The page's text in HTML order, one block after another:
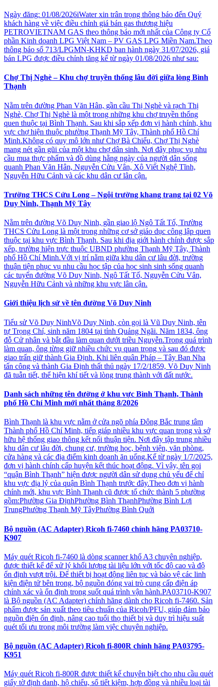
Ngày đăng: 01/08/2026iWater xin trân trọng thông báo đến Quý
khách hàng về việc điều chỉnh giá bán gas thương hiệu
PETROVIETNAM GAS theo thông báo mới nhất của Công ty Cổ
phần Kinh doanh LPG Việt Nam – PV GAS LPG Miền Nam.Theo
thông báo số 713/LPGMN-KHKD ban hành ngày 31/07/2026, giá
bán LPG được điều chỉnh tăng kể từ ngày 01/08/2026 như sau:
Chợ Thị Nghè – Khu chợ truyền thống lâu đời giữa lòng Bình
Thạnh
Nằm trên đường Phan Văn Hân, gần cầu Thị Nghè và rạch Thị
Nghè, Chợ Thị Nghè là một trong những khu chợ truyền thống
quen thuộc tại Bình Thạnh. Sau khi sắp xếp đơn vị hành chính, khu
vực chợ hiện thuộc phường Thạnh Mỹ Tây, Thành phố Hồ Chí
Minh.Không có quy mô lớn như Chợ Bà Chiểu, Chợ Thị Nghè
mang nét gần gũi của một khu chợ dân sinh. Nơi đây phục vụ nhu
cầu mua thực phẩm và đồ dùng hằng ngày của người dân sống
quanh Phan Văn Hân, Nguyễn Cửu Vân, Xô Viết Nghệ Tĩnh,
Nguyễn Hữu Cảnh và các khu dân cư lân cận.
Trường THCS Cửu Long – Ngôi trường khang trang tại 02 Võ
Duy Ninh, Thạnh Mỹ Tây
Nằm trên đường Võ Duy Ninh, gần giao lộ Ngô Tất Tố, Trường
THCS Cửu Long là một trong những cơ sở giáo dục công lập quen
thuộc tại khu vực Bình Thạnh. Sau khi địa giới hành chính được sắp
xếp, trường hiện trực thuộc UBND phường Thạnh Mỹ Tây, Thành
phố Hồ Chí Minh.Với vị trí nằm giữa khu dân cư lâu đời, trường
thuận tiện phục vụ nhu cầu học tập của học sinh sinh sống quanh
các tuyến đường Võ Duy Ninh, Ngô Tất Tố, Nguyễn Cửu Vân,
Nguyễn Hữu Cảnh và những khu vực lân cận.
Giới thiệu lịch sử về tên đường Võ Duy Ninh
Tiểu sử Võ Duy NinhVõ Duy Ninh, còn gọi là Vũ Duy Ninh, tên
tự Trọng Chí, sinh năm 1804 tại tỉnh Quảng Ngãi. Năm 1834, ông
đỗ Cử nhân và bắt đầu làm quan dưới triều Nguyễn.Trong quá trình
làm quan, ông từng giữ nhiều chức vụ quan trọng và sau đó được
giao trấn giữ thành Gia Định. Khi liên quân Pháp – Tây Ban Nha
tấn công và thành Gia Định thất thủ ngày 17/2/1859, Võ Duy Ninh
đã tuẫn tiết, thể hiện khí tiết và lòng trung thành với đất nước.
Danh sách những tên đường ở khu vực Bình Thạnh, Thành
phố Hồ Chí Minh mới nhất tháng 8/2026
Bình Thạnh là khu vực nằm ở cửa ngõ phía Đông Bắc trung tâm
Thành phố Hồ Chí Minh, tiếp giáp nhiều khu vực quan trọng và sở
hữu hệ thống giao thông kết nối thuận tiện. Nơi đây tập trung nhiều
khu dân cư lâu đời, chung cư, trường học, bệnh viện, văn phòng,
cửa hàng và các địa điểm kinh doanh ăn uống.Kể từ ngày 1/7/2025,
đơn vị hành chính cấp huyện kết thúc hoạt động. Vì vậy, tên gọi
“quận Bình Thạnh” hiện được người dân sử dụng chủ yếu để chỉ
khu vực địa lý của quận Bình Thạnh trước đây.Theo đơn vị hành
chính mới, khu vực Bình Thạnh cũ được tổ chức thành 5 phường
gồm:Phường Gia ĐịnhPhường Bình ThạnhPhường Bình Lợi
TrungPhường Thạnh Mỹ TâyPhường Bình Quới
Bộ nguồn (AC Adapter) Ricoh fi-7460 chính hãng PA03710-
K907
Máy quét Ricoh fi-7460 là dòng scanner khổ A3 chuyên nghiệp,
được thiết kế để xử lý khối lượng tài liệu lớn với tốc độ cao và độ
ổn định vượt trội. Để thiết bị hoạt động liên tục và bảo vệ các linh
kiện điện tử bên trong, bộ nguồn đóng vai trò cung cấp điện áp
chính xác và ổn định trong suốt quá trình vận hành.PA03710-K907
là Bộ nguồn (AC Adapter) chính hãng dành cho Ricoh fi-7460. Sản
phẩm được sản xuất theo tiêu chuẩn của Ricoh/PFU, giúp đảm bảo
nguồn điện ổn định, nâng cao tuổi thọ thiết bị và duy trì hiệu suất
quét tối ưu trong môi trường làm việc chuyên nghiệp.
Bộ nguồn (AC Adapter) Ricoh fi-800R chính hãng PA03795-
K951
Máy quét Ricoh fi-800R được thiết kế chuyên biệt cho nhu cầu quét
giấy tờ định danh, hộ chiếu, sổ tiết kiệm, hợp đồng và nhiều loại tài